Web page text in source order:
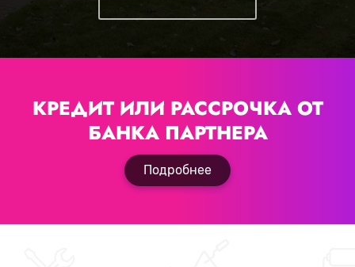
КРЕДИТ ИЛИ РАССРОЧКА ОТ
БАНКА ПАРТНЕРА
Подробнее